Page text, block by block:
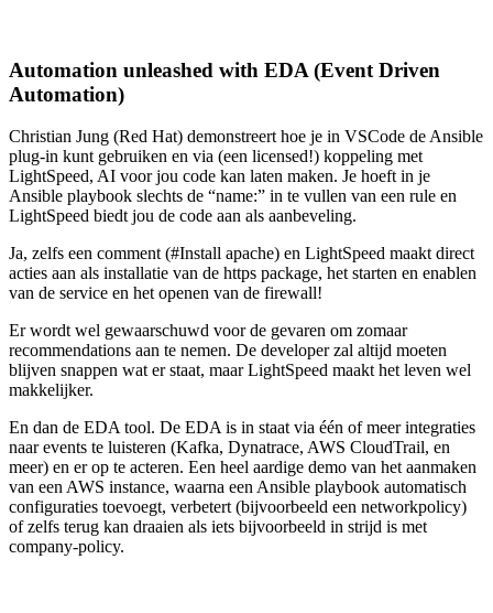
Automation unleashed with EDA (Event Driven
Automation)
Christian Jung (Red Hat) demonstreert hoe je in VSCode de Ansible
plug-in kunt gebruiken en via (een licensed!) koppeling met
LightSpeed, AI voor jou code kan laten maken. Je hoeft in je
Ansible playbook slechts de “name:” in te vullen van een rule en
LightSpeed biedt jou de code aan als aanbeveling.
Ja, zelfs een comment (#Install apache) en LightSpeed maakt direct
acties aan als installatie van de https package, het starten en enablen
van de service en het openen van de firewall!
Er wordt wel gewaarschuwd voor de gevaren om zomaar
recommendations aan te nemen. De developer zal altijd moeten
blijven snappen wat er staat, maar LightSpeed maakt het leven wel
makkelijker.
En dan de EDA tool. De EDA is in staat via één of meer integraties
naar events te luisteren (Kafka, Dynatrace, AWS CloudTrail, en
meer) en er op te acteren. Een heel aardige demo van het aanmaken
van een AWS instance, waarna een Ansible playbook automatisch
configuraties toevoegt, verbetert (bijvoorbeeld een networkpolicy)
of zelfs terug kan draaien als iets bijvoorbeeld in strijd is met
company-policy.